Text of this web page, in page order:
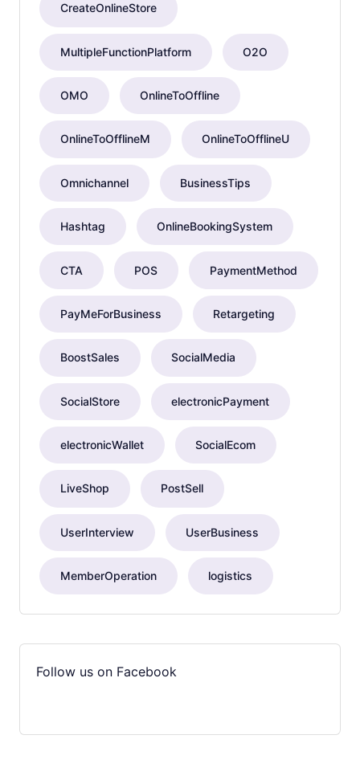
CreateOnlineStore
MultipleFunctionPlatform O2O
OMO OnlineToOffline
OnlineToOfflineM OnlineToOfflineU
Omnichannel BusinessTips
Hashtag OnlineBookingSystem
CTA POS PaymentMethod
PayMeForBusiness Retargeting
BoostSales SocialMedia
SocialStore electronicPayment
electronicWallet SocialEcom
LiveShop PostSell
UserInterview UserBusiness
MemberOperation logistics
Follow us on Facebook